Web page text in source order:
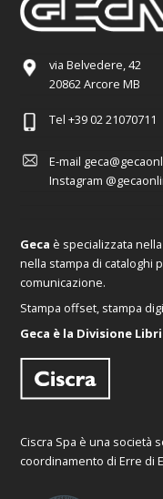
via Belvedere, 42
20862 Arcore MB
Tel +39 02 21070711
E-mail
Instagram
Geca è specializzata
nella stampa di cataloghi
comunicazione.
Stampa offset, stampa
Geca è la Divisione
Ciscra Spa è una società
coordinamento di Erre di